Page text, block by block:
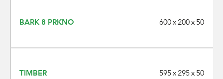
BARK 8 PRKNO 600 x 200 x 50
TIMBER 595 x 295 x 50